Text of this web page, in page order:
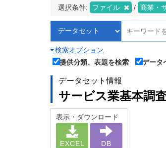
選択条件: ファイル 商業・
検索オプション
提供分類、表題を検索
データ
データセット情報
サービス業基本調
表示・ダウンロード
EXCEL DB